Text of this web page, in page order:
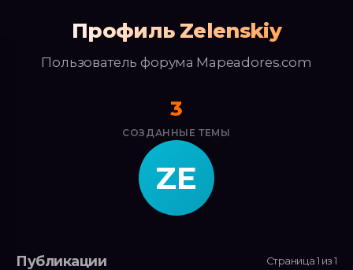
ZE
Профиль Zelenskiy
Пользователь форума Mapeadores.com
3
СОЗДАННЫЕ ТЕМЫ
Публикации Страница 1 из 1